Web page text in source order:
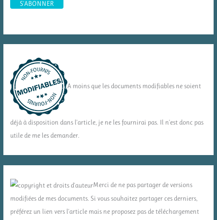
A moins que les documents modifiables ne soient
déjà à disposition dans l'article, je ne les fournirai pas. Il n'est donc pas
utile de me les demander.
Merci de ne pas partager de versions
modifiées de mes documents. Si vous souhaitez partager ces derniers,
préférez un lien vers l'article mais ne proposez pas de téléchargement